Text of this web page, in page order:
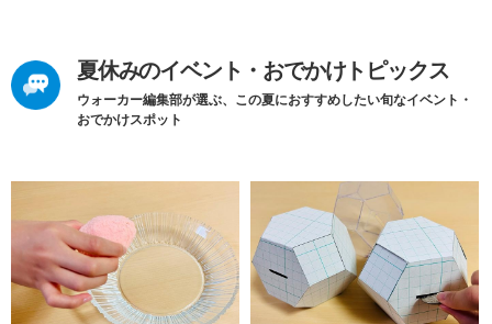
夏休みのイベント・おでかけトピックス
ウォーカー編集部が選ぶ、この夏におすすめしたい旬なイベント・
おでかけスポット